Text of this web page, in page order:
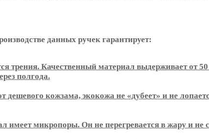
данных ручек гарантирует:
трения. Качественный материал выдерживает от
полгода.
дешевого кожзама, экокожа не «дубеет» и не
микропоры. Он не перегревается в жару и не